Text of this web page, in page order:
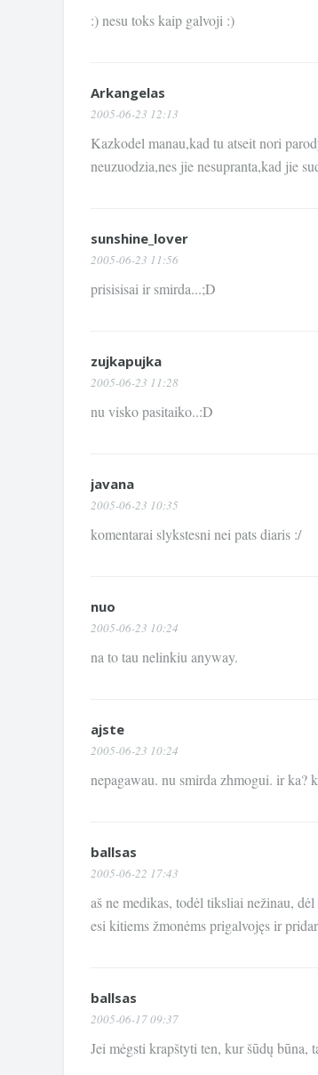
:) nesu toks kaip galvoji :)
Arkangelas
2005-06-23 12:13
Kazkodel manau,kad tu atseit nori
neuzuodzia,nes jie nesupranta,kad jie
sunshine_lover
2005-06-23 11:56
prisisisai ir smirda...;D
zujkapujka
2005-06-23 11:28
nu visko pasitaiko..:D
javana
2005-06-23 10:35
komentarai slykstesni nei pats diaris :/
nuo
2005-06-23 10:24
na to tau nelinkiu anyway.
ajste
2005-06-23 10:24
nepagawau. nu smirda zhmogui. ir ka?
ballsas
2005-06-22 17:43
aš ne medikas, todėl tiksliai nežinau,
esi kitiems žmonėms prigalvojęs ir
ballsas
2005-06-17 09:37
Jei mėgsti krapštyti ten, kur šūdų